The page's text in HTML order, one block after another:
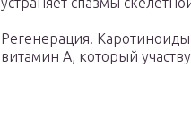
Регенерация.
витамин A, который